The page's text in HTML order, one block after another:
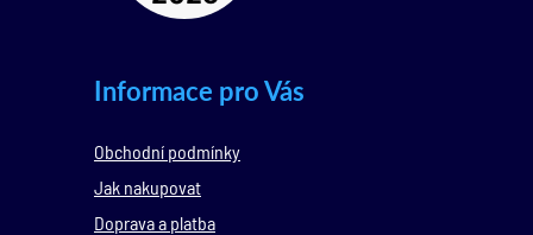
Informace pro Vás
Obchodní podmínky
Jak nakupovat
Doprava a platba